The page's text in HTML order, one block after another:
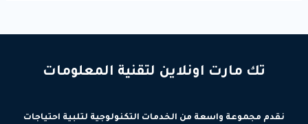
تك مارت اونلاين لتقنية المعلومات
نقدم مجموعة واسعة من الخدمات التكنولوجية لتلبية احتياجات